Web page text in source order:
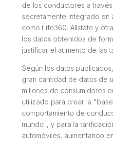
de los conductores a
secretamente integrado en
como Life360. Allstate y
los datos obtenidos de
justificar el aumento de las
Según los datos
gran cantidad de datos de
millones de consumidores
utilizado para crear la
comportamiento de
mundo", y para la
automóviles, aumentando